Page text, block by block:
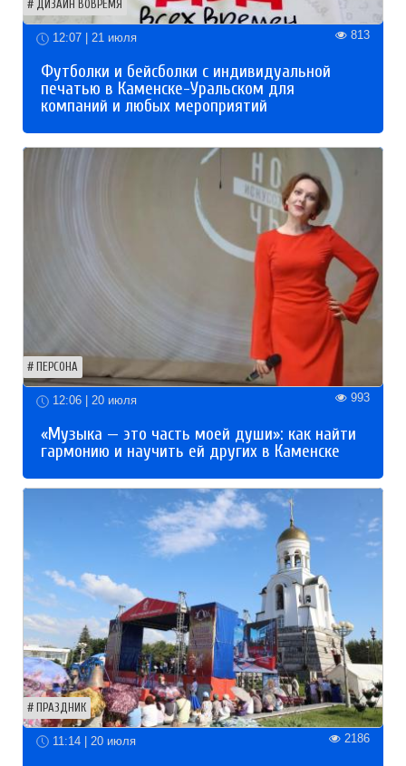
ДИЗАЙН ВОВРЕМЯ
12:07 | 21 июля 813
Футболки и бейсболки с индивидуальной
печатью в Каменске-Уральском для
компаний и любых мероприятий
ПЕРСОНА
12:06 | 20 июля 993
«Музыка — это часть моей души»: как найти
гармонию и научить ей других в Каменске
ПРАЗДНИК
11:14 | 20 июля 2186